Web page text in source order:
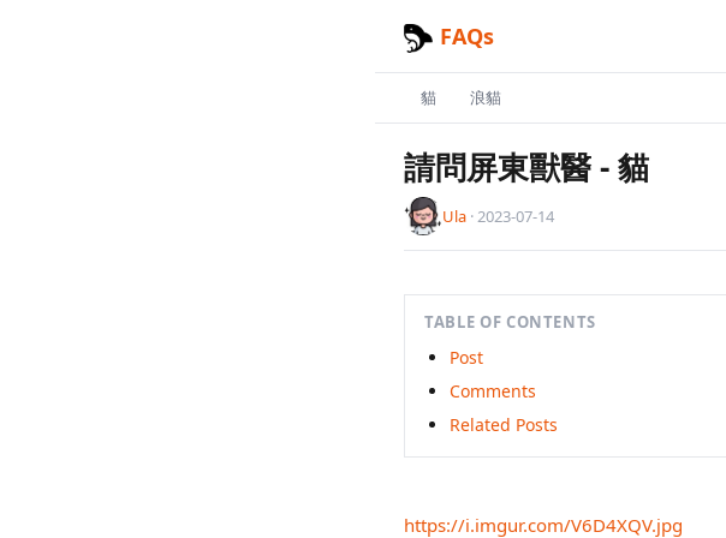
FAQs
貓 浪貓
請問屏東獸醫-貓
Ula ·2023-07-14
TABLE OF CONTENTS
Post
Comments
Related Posts
https://i.imgur.com/V6D4XQV.jpg